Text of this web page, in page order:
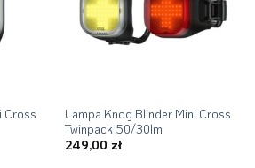
Cross
Lampa Knog Blinder Mini Cross
Twinpack 50/30lm
249,00 zł